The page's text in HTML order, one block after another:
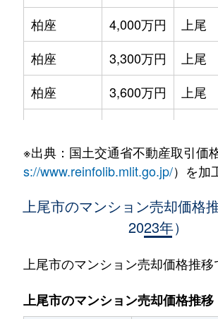
柏座
4,000万円 上尾
柏座
3,300万円 上尾
柏座
3,600万円 上尾
柏座
4,200万円 上尾
1,700万円
柏座
3,800万円 上尾
春日
1,800万円 上尾
※出典：国土交通省不動産取引価
s://www.reinfolib.mlit.go.jp/）を加
上尾市のマンション売却価格
2023年）
上尾市のマンション売却価格推移
上尾市のマンション売却価格推移